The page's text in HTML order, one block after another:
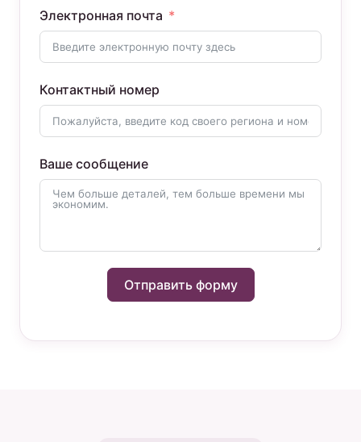
Электронная почта
Контактный номер
Ваше сообщение
Отправить форму